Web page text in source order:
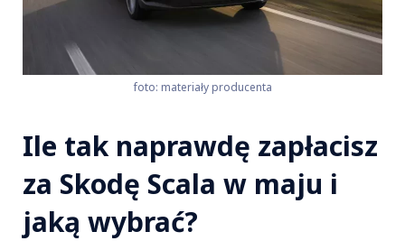
foto: materiały producenta
Ile tak naprawdę zapłacisz
za Skodę Scala w maju i
jaką wybrać?